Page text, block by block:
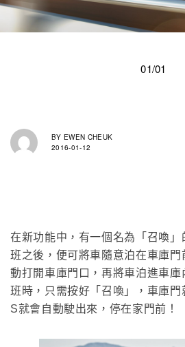
01/01
BY EWEN CHEUK
2016-01-12
在新功能中，有一個名為「召喚
班之後，便可將車隨意泊在車庫門
動打開車庫門口，再將車泊進車庫
班時，只需按好「召喚」，車庫門
S就會自動駛出來，停在家門前！